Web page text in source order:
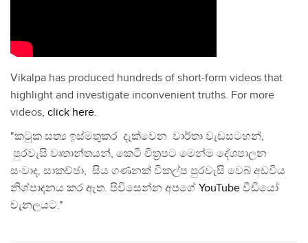
Vikalpa has produced hundreds of short-form videos that
highlight and investigate inconvenient truths. For more
videos, click here.
"කටුක සත්‍ය ඉස්මතුකර දැක්වෙන වාර්තා වැඩසටහන්,
පුරවැසි වෘතාන්තයන්, කෙටි චිත්‍රපට මෙන්ම දේශපාලන
සංවාද, සාකච්ඡා, සිය ගණනක් විකල්ප පුරවැසි වෙබ් අඩවිය
නිශ්පාදනය කර ඇත. පිවිසෙන්න අපගේ YouTube වීඩියෝ
චැනලයට."